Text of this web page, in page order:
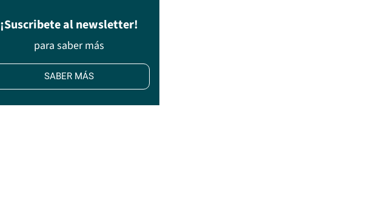
¡Suscribete al newsletter!
para saber más
SABER MÁS